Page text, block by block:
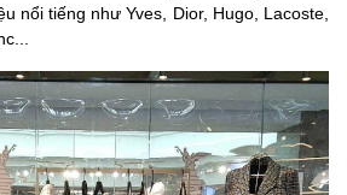
nổi tiếng như Yves, Dior, Hugo, Lacoste,